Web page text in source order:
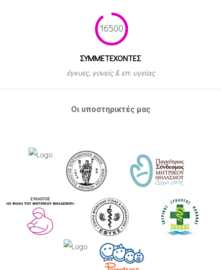
16500
ΣΥΜΜΕΤEΧΟΝΤΕΣ
έγκυες, γονείς & επ. υγείας
Οι υποστηρικτές μας